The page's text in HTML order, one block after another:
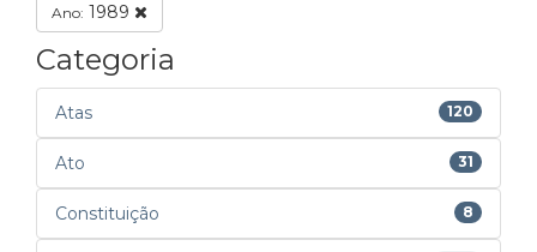
Ano: 1989
Categoria
Atas 120
Ato 31
Constituição 8